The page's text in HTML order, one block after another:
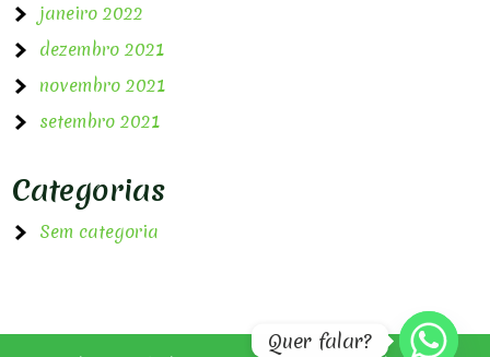
janeiro 2022
dezembro 2021
novembro 2021
setembro 2021
Categorias
Sem categoria
Quer falar?